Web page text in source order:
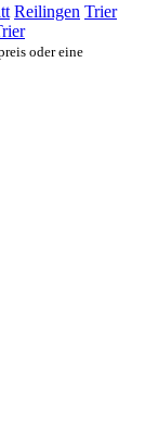
Reilingen Trier
oder eine